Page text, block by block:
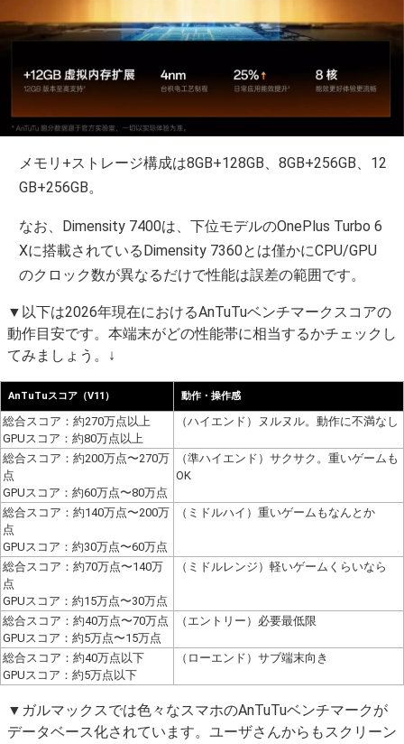
メモリ+ストレージ構成は8GB+128GB、8GB+256GB、12
GB+256GB。
なお、Dimensity 7400は、下位モデルのOnePlus Turbo 6
Xに搭載されているDimensity 7360とは僅かにCPU/GPU
のクロック数が異なるだけで性能は誤差の範囲です。
▼以下は2026年現在におけるAnTuTuベンチマークスコアの
動作目安です。本端末がどの性能帯に相当するかチェックし
てみましょう。↓
AnTuTuスコア（V11） 動作・操作感
総合スコア：約270万点以上
GPUスコア：約80万点以上
（ハイエンド）ヌルヌル。動作に不満なし
総合スコア：約200万点〜270万
点
GPUスコア：約60万点〜80万点
（準ハイエンド）サクサク。重いゲームも
OK
総合スコア：約140万点〜200万
点
GPUスコア：約30万点〜60万点
（ミドルハイ）重いゲームもなんとか
総合スコア：約70万点〜140万
点
GPUスコア：約15万点〜30万点
（ミドルレンジ）軽いゲームくらいなら
総合スコア：約40万点〜70万点
GPUスコア：約5万点〜15万点
（エントリー）必要最低限
総合スコア：約40万点以下
GPUスコア：約5万点以下
（ローエンド）サブ端末向き
▼ガルマックスでは色々なスマホのAnTuTuベンチマークが
データベース化されています。ユーザさんからもスクリーン